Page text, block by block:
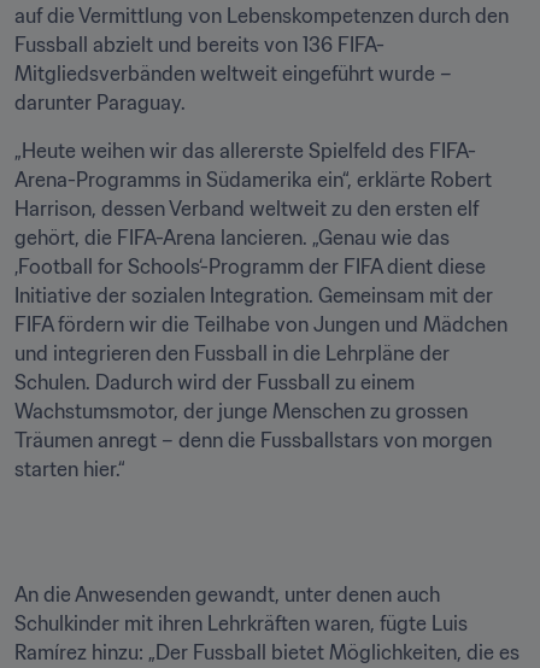
auf die Vermittlung von Lebenskompetenzen durch den
Fussball abzielt und bereits von 136 FIFA-
Mitgliedsverbänden weltweit eingeführt wurde –
darunter Paraguay.
„Heute weihen wir das allererste Spielfeld des FIFA-
Arena-Programms in Südamerika ein“, erklärte Robert
Harrison, dessen Verband weltweit zu den ersten elf
gehört, die FIFA-Arena lancieren. „Genau wie das
‚Football for Schools‘-Programm der FIFA dient diese
Initiative der sozialen Integration. Gemeinsam mit der
FIFA fördern wir die Teilhabe von Jungen und Mädchen
und integrieren den Fussball in die Lehrpläne der
Schulen. Dadurch wird der Fussball zu einem
Wachstumsmotor, der junge Menschen zu grossen
Träumen anregt – denn die Fussballstars von morgen
starten hier.“
An die Anwesenden gewandt, unter denen auch
Schulkinder mit ihren Lehrkräften waren, fügte Luis
Ramírez hinzu: „Der Fussball bietet Möglichkeiten, die es